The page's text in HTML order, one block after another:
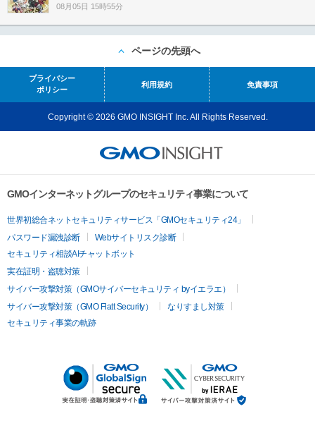
08月05日 15時55分
ページの先頭へ
プライバシー
ポリシー
利用規約 免責事項
Copyright © 2026 GMO INSIGHT Inc. All Rights Reserved.
GMOインターネットグループのセキュリティ事業について
世界初総合ネットセキュリティサービス「GMOセキュリティ24」
パスワード漏洩診断
Webサイトリスク診断
セキュリティ相談AIチャットボット
実在証明・盗聴対策
サイバー攻撃対策（GMOサイバーセキュリティ byイエラエ）
サイバー攻撃対策（GMO Flatt Security）
なりすまし対策
セキュリティ事業の軌跡